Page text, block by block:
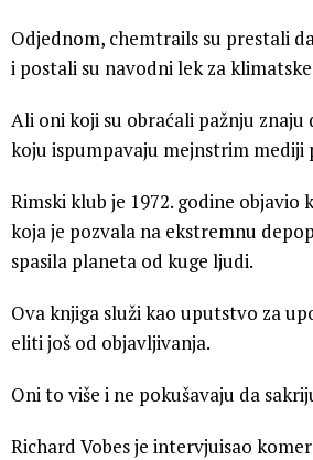
Odjednom, chemtrails su prestali
i postali su navodni lek za
Ali oni koji su obraćali pažnju znaju
koju ispumpavaju mejnstrim mediji
Rimski klub je 1972. godine objavio
koja je pozvala na ekstremnu
spasila planeta od kuge ljudi.
Ova knjiga služi kao uputstvo za
eliti još od objavljivanja.
Oni to više i ne pokušavaju da
Richard Vobes je intervjuisao